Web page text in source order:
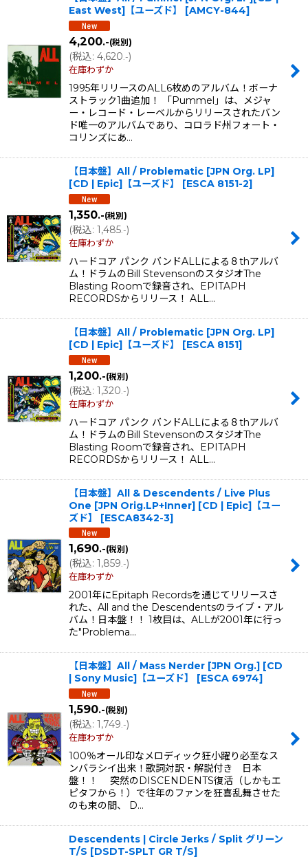
East West]【ユーズド】
[AMCY-844]
4,200.-(税別)
(税込: 4,620.-)
在庫わずか
1995年リリースのALL6枚めのアルバム！ボーナ
ストラック1曲追加！ 「Pummel」は、メジャ
ー・レコード・レーベルからリリースされたバン
ド唯一のアルバムであり、コロラド州フォート・
コリンズにあ…
【日本盤】All / Problematic [JPN Org. LP]
[CD | Epic]【ユーズド】
[ESCA 8151-2]
1,350.-(税別)
(税込: 1,485 .-)
在庫わずか
ハードコア パンク バンドALLによる８thアルバ
ム！ドラムのBill StevensonのスタジオThe
Blasting Roomで録音され、EPITAPH
RECORDSからリリース！ ALL…
【日本盤】All / Problematic [JPN Org. LP]
[CD | Epic]【ユーズド】
[ESCA 8151]
1,200.-(税別)
(税込: 1,320 .-)
在庫わずか
ハードコア パンク バンドALLによる８thアルバ
ム！ドラムのBill StevensonのスタジオThe
Blasting Roomで録音され、EPITAPH
RECORDSからリリース！ ALL…
【日本盤】All & Descendents / Live Plus
One [JPN Orig.LP+Inner] [CD | Epic]【ユー
ズド】
[ESCA8342-3]
1,690.-(税別)
(税込: 1,859.-)
在庫わずか
2001年にEpitaph Recordsを通じてリリースさ
れた、All and the Descendentsのライブ・アル
バム！日本盤！！ 1枚目は、ALLが2001年に行っ
た"Problema…
【日本盤】All / Mass Nerder [JPN Org.] [CD
| Sony Music]【ユーズド】
[ESCA 6974]
1,590.-(税別)
(税込: 1,749.-)
在庫わずか
100％オール印なメロディック狂小躍り必至なス
ンバラシイ出来！歌詞対訳・解説付き 日本
盤！！ 突然のDISCENDENTS復活（しかもエ
ピタフから！）で往年のファンを狂喜乱舞させた
のも束の間、 D…
Descendents | Circle Jerks / Split グリーン
T/S [DSDT-SPLT GR T/S]